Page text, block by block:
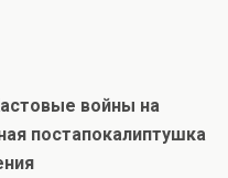
войны на
постапокалиптушка